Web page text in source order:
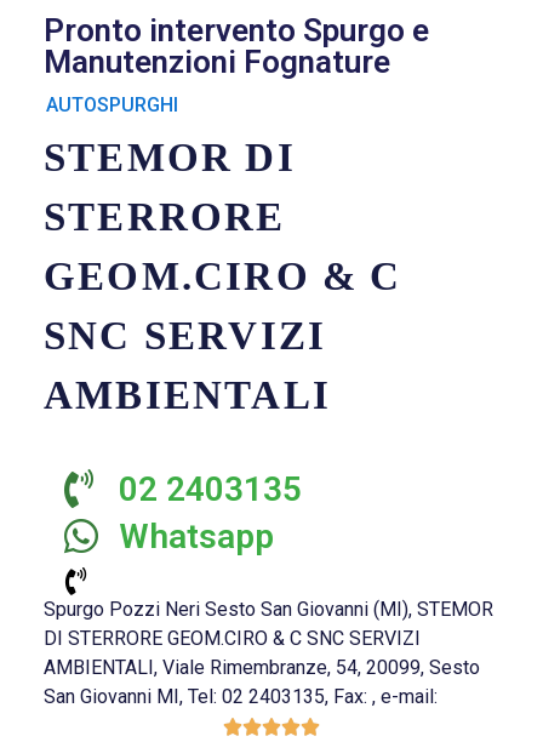
Pronto intervento Spurgo e
Manutenzioni Fognature
AUTOSPURGHI
STEMOR DI
STERRORE
GEOM.CIRO & C
SNC SERVIZI
AMBIENTALI
02 2403135
Whatsapp
Spurgo Pozzi Neri Sesto San Giovanni (MI), STEMOR
DI STERRORE GEOM.CIRO & C SNC SERVIZI
AMBIENTALI, Viale Rimembranze, 54, 20099, Sesto
San Giovanni MI, Tel: 02 2403135, Fax: , e-mail:
